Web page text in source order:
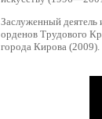
Заслуженный деятель
орденов Трудового
города Кирова (2009).